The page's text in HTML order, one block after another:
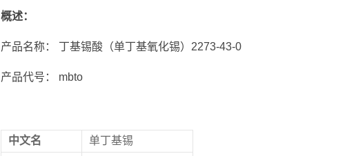
概述：
产品名称： 丁基锡酸（单丁基氧化锡）2273-43-0
产品代号： mbto
中文名
单丁基锡